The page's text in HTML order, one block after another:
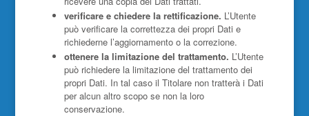
verificare e chiedere la rettificazione. L’Utente
può verificare la correttezza dei propri Dati e
richiederne l’aggiornamento o la correzione.
ottenere la limitazione del trattamento. L’Utente
può richiedere la limitazione del trattamento dei
propri Dati. In tal caso il Titolare non tratterà i Dati
per alcun altro scopo se non la loro
conservazione.